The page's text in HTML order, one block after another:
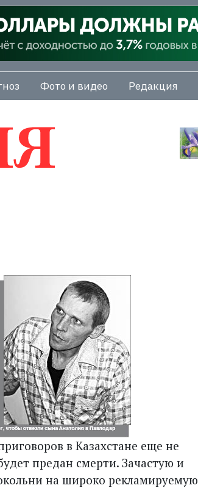
Фото и видео Редакция
в Казахстане еще не
предан смерти. Зачастую и
на широко рекламируемую